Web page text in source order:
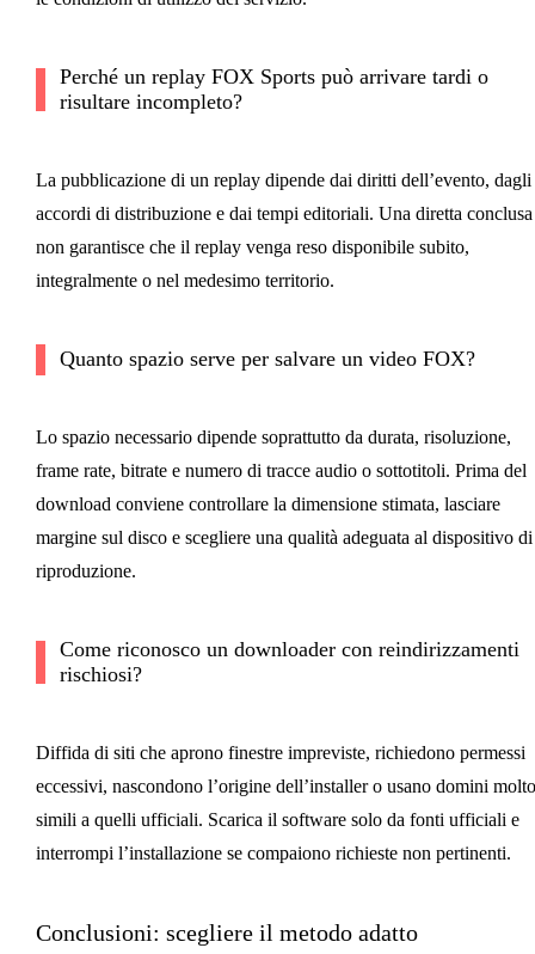
Perché un replay FOX Sports può arrivare tardi o
risultare incompleto?
La pubblicazione di un replay dipende dai diritti dell’evento, dagli
accordi di distribuzione e dai tempi editoriali. Una diretta conclusa
non garantisce che il replay venga reso disponibile subito,
integralmente o nel medesimo territorio.
Quanto spazio serve per salvare un video FOX?
Lo spazio necessario dipende soprattutto da durata, risoluzione,
frame rate, bitrate e numero di tracce audio o sottotitoli. Prima del
download conviene controllare la dimensione stimata, lasciare
margine sul disco e scegliere una qualità adeguata al dispositivo di
riproduzione.
Come riconosco un downloader con reindirizzamenti
rischiosi?
Diffida di siti che aprono finestre impreviste, richiedono permessi
eccessivi, nascondono l’origine dell’installer o usano domini molto
simili a quelli ufficiali. Scarica il software solo da fonti ufficiali e
interrompi l’installazione se compaiono richieste non pertinenti.
Conclusioni: scegliere il metodo adatto